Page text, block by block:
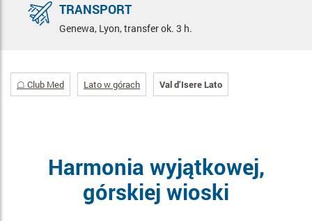
TRANSPORT
Genewa, Lyon, transfer ok. 3 h.
☖ Club Med Lato w górach Val d’Isere Lato
Harmonia wyjątkowej,
górskiej wioski